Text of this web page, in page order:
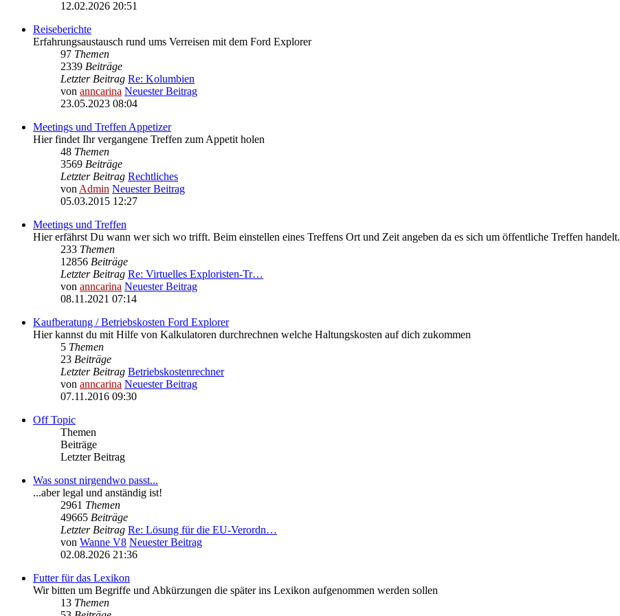
12.02.2026 20:51
Reiseberichte
Erfahrungsaustausch rund ums Verreisen mit dem Ford Explorer
97 Themen
2339 Beiträge
Letzter Beitrag Re: Kolumbien
von anncarina Neuester Beitrag
23.05.2023 08:04
Meetings und Treffen Appetizer
Hier findet Ihr vergangene Treffen zum Appetit holen
48 Themen
3569 Beiträge
Letzter Beitrag Rechtliches
vonAdmin Neuester Beitrag
05.03.2015 12:27
Meetings und Treffen
Hier erfährst Du wann wer sich wo trifft. Beim einstellen eines Treffens Ort und Zeit angeben da es sich um öffentliche Treffen handelt.
233 Themen
12856 Beiträge
Letzter Beitrag Re: Virtuelles Exploristen-Tr…
von anncarina Neuester Beitrag
08.11.2021 07:14
Kaufberatung / Betriebskosten Ford Explorer
Hier kannst du mit Hilfe von Kalkulatoren durchrechnen welche Haltungskosten auf dich zukommen
5 Themen
23 Beiträge
Letzter Beitrag Betriebskostenrechner
von anncarina Neuester Beitrag
07.11.2016 09:30
Off Topic
Themen
Beiträge
Letzter Beitrag
Was sonst nirgendwo passt...
...aber legal und anständig ist!
2961 Themen
49665 Beiträge
Letzter Beitrag Re: Lösung für die EU‑Verordn…
von Wanne V8 Neuester Beitrag
02.08.2026 21:36
Futter für das Lexikon
Wir bitten um Begriffe und Abkürzungen die später ins Lexikon aufgenommen werden sollen
13 Themen